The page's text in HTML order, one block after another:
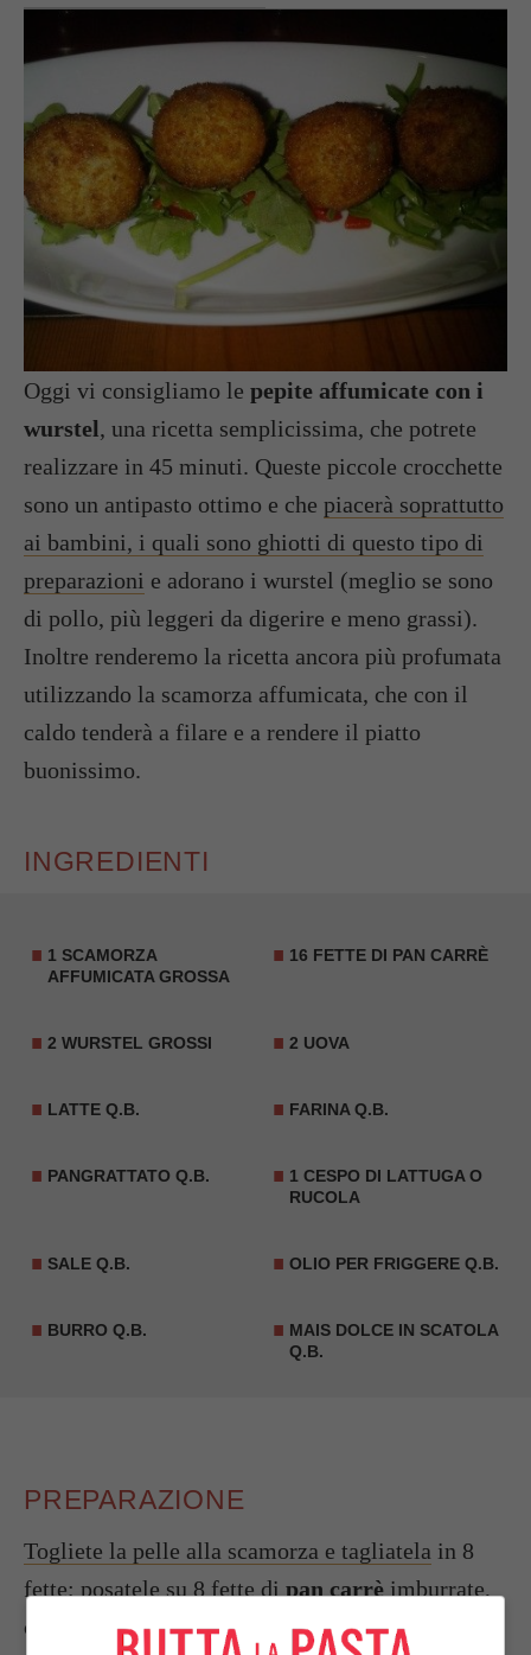
Oggi vi consigliamo le pepite affumicate con i
wurstel, una ricetta semplicissima, che potrete
realizzare in 45 minuti. Queste piccole crocchette
sono un antipasto ottimo e che piacerà soprattutto
ai bambini, i quali sono ghiotti di questo tipo di
preparazioni e adorano i wurstel (meglio se sono
di pollo, più leggeri da digerire e meno grassi).
Inoltre renderemo la ricetta ancora più profumata
utilizzando la scamorza affumicata, che con il
caldo tenderà a filare e a rendere il piatto
buonissimo.
INGREDIENTI
1 SCAMORZA
AFFUMICATA GROSSA
16 FETTE DI PAN CARRÈ
2 WURSTEL GROSSI 2 UOVA
LATTE Q.B. FARINA Q.B.
PANGRATTATO Q.B.
1 CESPO DI LATTUGA O
RUCOLA
SALE Q.B. OLIO PER FRIGGERE Q.B.
BURRO Q.B.
MAIS DOLCE IN SCATOLA
Q.B.
PREPARAZIONE
Togliete la pelle alla scamorza e tagliatela in 8
fette; posatele su 8 fette di pan carrè imburrate,
coprite con le rodelle di
wurstel e con le altre